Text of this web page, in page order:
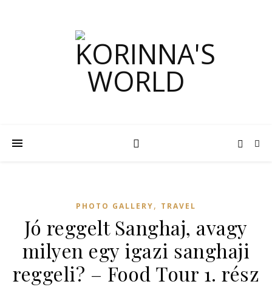
PHOTO GALLERY, TRAVEL
Jó reggelt Sanghaj, avagy
milyen egy igazi sanghaji
reggeli? – Food Tour 1. rész